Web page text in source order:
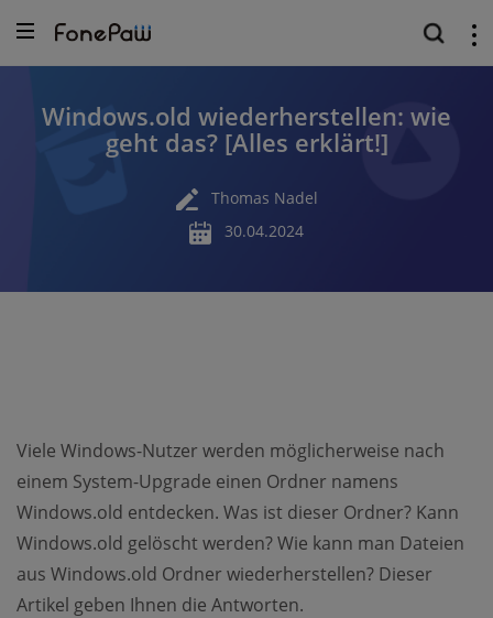
Windows.old wiederherstellen: wie
geht das? [Alles erklärt!]
Thomas Nadel
30.04.2024
Viele Windows-Nutzer werden möglicherweise nach
einem System-Upgrade einen Ordner namens
Windows.old entdecken. Was ist dieser Ordner? Kann
Windows.old gelöscht werden? Wie kann man Dateien
aus Windows.old Ordner wiederherstellen? Dieser
Artikel geben Ihnen die Antworten.